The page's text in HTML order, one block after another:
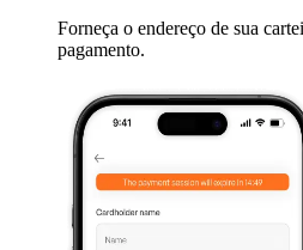
Forneça o endereço de sua
pagamento.